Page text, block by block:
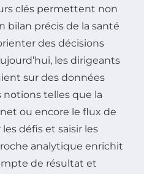
clés permettent non
bilan précis de la santé
des décisions
les dirigeants
sur des données
telles que la
ou encore le flux de
défis et saisir les
analytique enrichit
de résultat et